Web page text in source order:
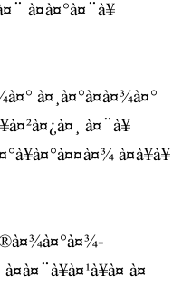
à¤à¤°à¤¨à¥
à¤¸à¤°à¤à¤¾à¤°
à¤¨à¥
à¤à¥à¥
à¤